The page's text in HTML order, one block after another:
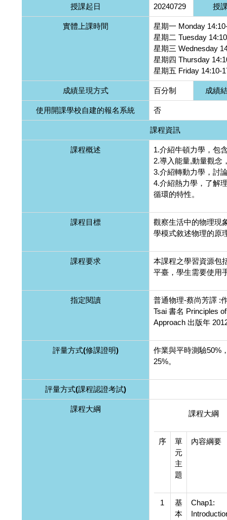
授課起日 20240729 授
實體上課時間
星期一 Monday
星期二 Tuesday
星期三 Wednesday
星期四 Thursday
星期五 Friday 14:10-
成績呈現方式 百分制 成績
使用開課學校自建的報名系統 否
課程資訊
課程概述
1.介紹牛頓力學，包
2.導入能量,動量觀念
3.介紹轉動力學，討
4.介紹熱力學，了解
循環的特性。
課程目標
觀察生活中的物理現
學模式敘述物理的原
課程要求
本課程之學習資源包
平臺，學生需要使用
指定閱讀
普通物理-蔡尚芳譯 :
Tsai 書名 Principles
Approach 出版年
評量方式(修課證明)
作業與平時測驗50%
25%。
評量方式(課程認證考試)
課程大綱
課程大綱
序
單
元
主
題
內容綱要
1
基
本
Chap1: